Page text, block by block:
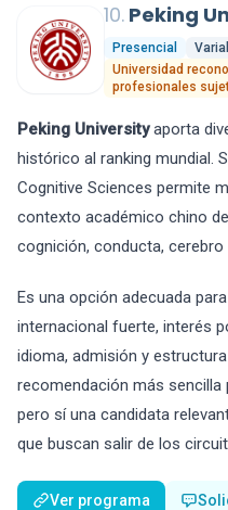
10. Peking
Presencial
Universidad
profesionales
Peking Universityaporta
histórico al ranking mundial.
Cognitive Sciences permite
contexto académico chino
cognición, conducta,
Es una opción adecuada
internacional fuerte, interés
idioma, admisión y
recomendación más
pero sí una candidata
que buscan salir de los
Ver programa